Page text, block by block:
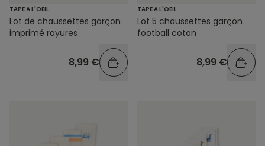
TAPE A L'OEIL
Lot de chaussettes garçon
imprimé rayures
8,99 €
TAPE A L'OEIL
Lot 5 chaussettes garçon
football coton
8,99 €